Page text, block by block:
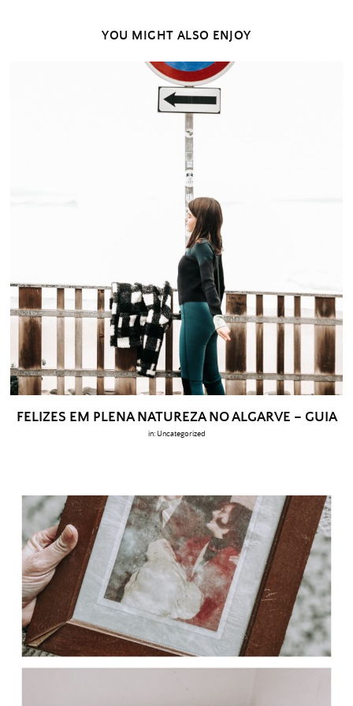
YOU MIGHT ALSO ENJOY
FELIZES EM PLENA NATUREZA NO ALGARVE – GUIA
in: Uncategorized